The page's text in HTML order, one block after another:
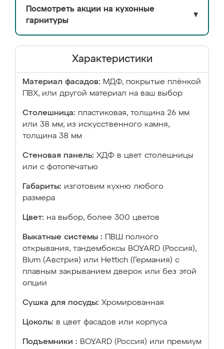
Посмотреть акции на кухонные
гарнитуры
▼
Характеристики
Материал фасадов: МДФ, покрытые плёнкой
ПВХ, или другой материал на ваш выбор
Столешница: пластиковая, толщина 26 мм
или 38 мм; из искусственного камня,
толщина 38 мм
Стеновая панель: ХДФ в цвет столешницы
или с фотопечатью
Габариты: изготовим кухню любого
размера
Цвет: на выбор, более 300 цветов
Выкатные системы :
ПВШ полного
открывания, тандембоксы BOYARD (Россия),
Blum (Австрия) или Hettich (Германия) с
плавным закрыванием дверок или без этой
опции
Сушка для посуды: Хромированная
Цоколь: в цвет фасадов или корпуса
Подъемники : BOYARD (Россия) или премиум